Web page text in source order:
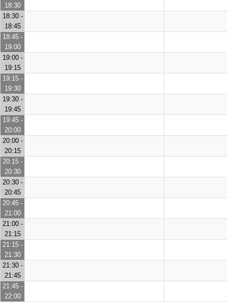
18:30
18:30 -
18:45
18:45 -
19:00
19:00 -
19:15
19:15 -
19:30
19:30 -
19:45
19:45 -
20:00
20:00 -
20:15
20:15 -
20:30
20:30 -
20:45
20:45 -
21:00
21:00 -
21:15
21:15 -
21:30
21:30 -
21:45
21:45 -
22:00